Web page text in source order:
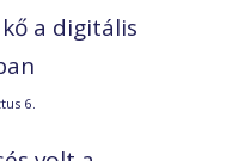
a digitális
6.